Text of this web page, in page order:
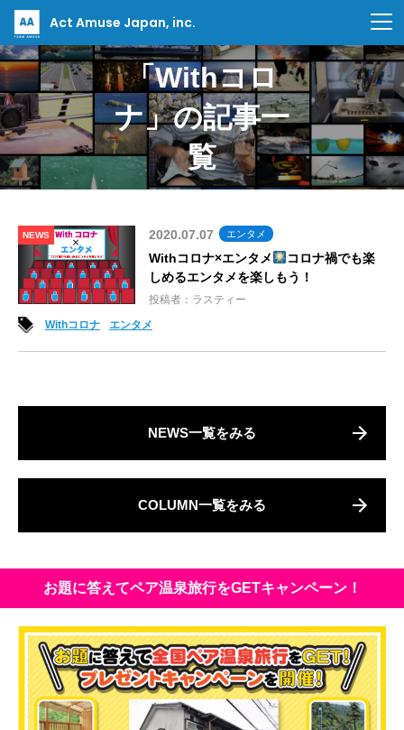
Act Amuse Japan, inc.
「Withコロ
ナ」の記事一
覧
NEWS 2020.07.07 エンタメ
Withコロナ×エンタメ
コロナ禍でも楽
しめるエンタメを楽しもう！
投稿者：ラスティー
Withコロナ
エンタメ
NEWS一覧をみる
COLUMN一覧をみる
お題に答えてペア温泉旅行をGETキャンペーン！